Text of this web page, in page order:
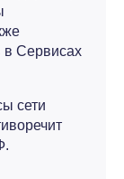
в Сервисах
сети